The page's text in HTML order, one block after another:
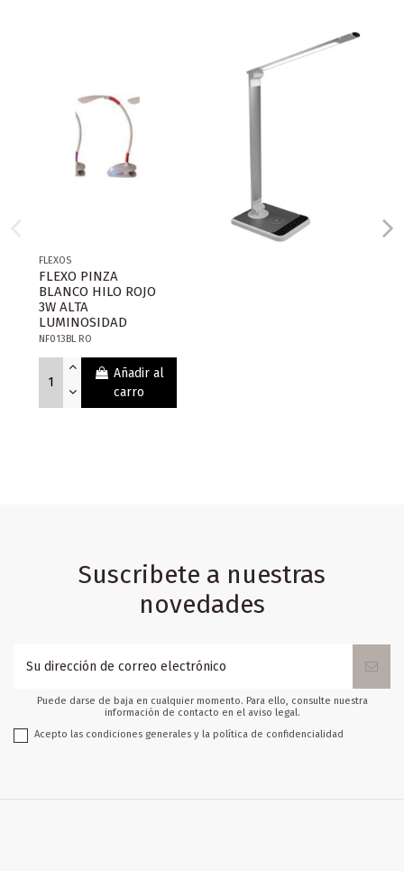
FLEXOS
FLEXO PINZA
BLANCO HILO ROJO
3W ALTA
LUMINOSIDAD
NF013BL RO
Añadir al
carro
Suscribete a nuestras
novedades
Puede darse de baja en cualquier momento. Para ello, consulte nuestra
información de contacto en el aviso legal.
Acepto las condiciones generales y la política de confidencialidad